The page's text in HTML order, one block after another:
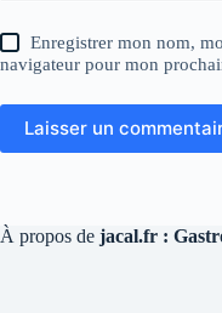
Enregistrer mon nom,
navigateur pour mon
Laisser un
À propos de jacal.fr :